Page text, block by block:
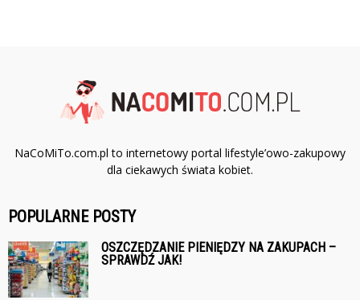
NaCoMiTo.com.pl to internetowy portal lifestyle’owo-zakupowy
dla ciekawych świata kobiet.
POPULARNE POSTY
OSZCZĘDZANIE PIENIĘDZY NA ZAKUPACH –
SPRAWDŹ JAK!